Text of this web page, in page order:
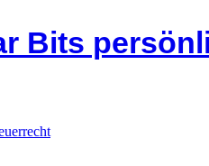
Bits